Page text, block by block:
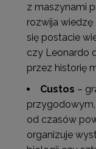
z maszynami
rozwija wiedzę
się postacie
czy Leonardo
przez historię
Custos –
od czasów
organizuje